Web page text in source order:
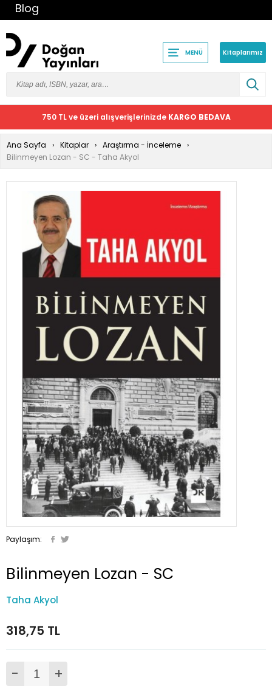
Blog
MENÜ Kitaplarımız
750 TL ve üzeri alışverişlerinizde KARGO BEDAVA
Ana Sayfa Kitaplar
Araştırma - İnceleme
Bilinmeyen Lozan - SC - Taha Akyol
Paylaşım:
Bilinmeyen Lozan - SC
Taha Akyol
318,75 TL
- +